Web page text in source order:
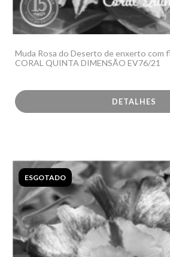
Muda Rosa do Deserto de enxerto com
CORAL QUINTA DIMENSÃO EV76/21
DETALHES
ESGOTADO